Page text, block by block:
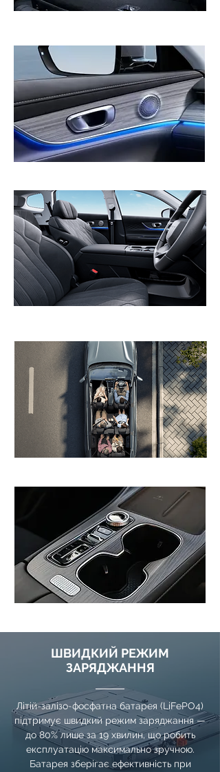
ШВИДКИЙ РЕЖИМ
ЗАРЯДЖАННЯ
Літій-залізо-фосфатна батарея (LiFePO4)
підтримує швидкий режим заряджання —
до 80% лише за 19 хвилин, що робить
експлуатацію максимально зручною.
Батарея зберігає ефективність при